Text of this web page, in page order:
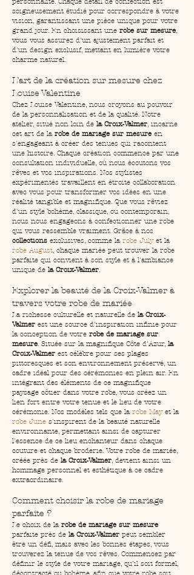
soigneusement étudié pour correspondre à votre
vision, garantissant une pièce unique pour votre
grand jour. En choisissant une robe sur mesure,
vous vous assurez d'un ajustement parfait et
d'un design exclusif, mettant en lumière votre
charme naturel.
L’art de la création sur mesure chez
Louise Valentine
Chez Louise Valentine, nous croyons au pouvoir
de la personnalisation et de la qualité. Notre
atelier, situé non loin de la Croix-Valmer, incarne
cet art de la robe de mariage sur mesure en
s'engageant à créer des tenues qui racontent
une histoire. Chaque création commence par une
consultation individuelle, où nous écoutons vos
rêves et vos inspirations. Nos stylistes
expérimentés travaillent en étroite collaboration
avec vous pour transformer vos idées en une
réalité tangible et magnifique. Que vous rêviez
d'un style bohème, classique, ou contemporain,
nous nous engageons à confectionner une robe
qui vous ressemble vraiment. Grâce à nos
collections exclusives, comme la robe July et la
robe August, chaque mariée peut trouver la robe
parfaite qui convient à son style et à l'ambiance
unique de la Croix-Valmer.
Explorer la beauté de la Croix-Valmer à
travers votre robe de mariée
La richesse culturelle et naturelle de la Croix-
Valmer est une source d'inspiration infinie pour
la conception de votre robe de mariage sur
mesure. Située sur la magnifique Côte d'Azur, la
Croix-Valmer est célèbre pour ses plages
pittoresques et son environnement préservé, un
cadre idéal pour des cérémonies en plein air. En
intégrant des éléments de ce magnifique
paysage côtier dans votre robe, vous créez un
lien fort entre votre tenue et le lieu de votre
cérémonie. Nos modèles tels que la robe May et la
robe June s'inspirent de la beauté naturelle
environnante, permettant ainsi de capturer
l'essence de ce lieu enchanteur dans chaque
couture et chaque broderie. Votre robe de mariée,
créée près de la Croix-Valmer, devient ainsi un
hommage personnel et esthétique à ce cadre
extraordinaire.
Comment choisir la robe de mariage
parfaite ?
Le choix de la robe de mariage sur mesure
parfaite près de la Croix-Valmer peut sembler
être un défi, mais avec les bonnes étapes, vous
trouverez la tenue de vos rêves. Commencez par
définir le style de votre mariage, qu’il soit formel,
décontracté ou bohème, afin que votre robe soit